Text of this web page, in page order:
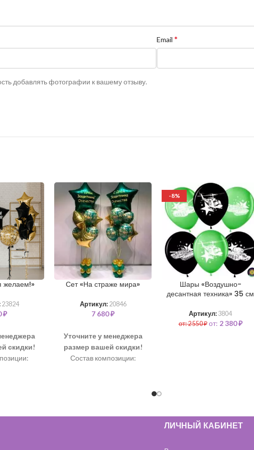
Email *
добавлять фотографии к вашему отзыву.
желаем!»
23824
₽
скидки!
Сет «На страже мира»
Артикул: 20846
7 680₽
Уточните у менеджера
размер вашей скидки!
Состав композиции:
-8%
Шары «Воздушно-
десантная техника» 35 см
Артикул: 3804
от:2 550₽ от: 2 380₽
ЛИЧНЫЙ КАБИНЕТ